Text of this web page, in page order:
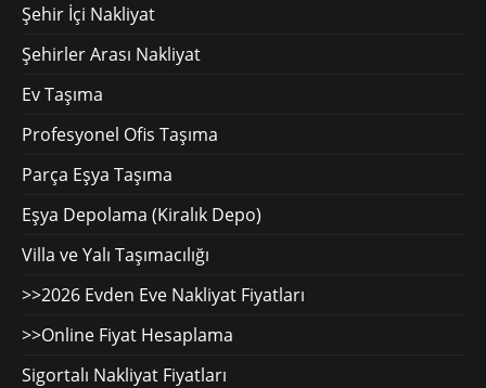
Şehir İçi Nakliyat
Şehirler Arası Nakliyat
Ev Taşıma
Profesyonel Ofis Taşıma
Parça Eşya Taşıma
Eşya Depolama (Kiralık Depo)
Villa ve Yalı Taşımacılığı
>>2026 Evden Eve Nakliyat Fiyatları
>>Online Fiyat Hesaplama
Sigortalı Nakliyat Fiyatları